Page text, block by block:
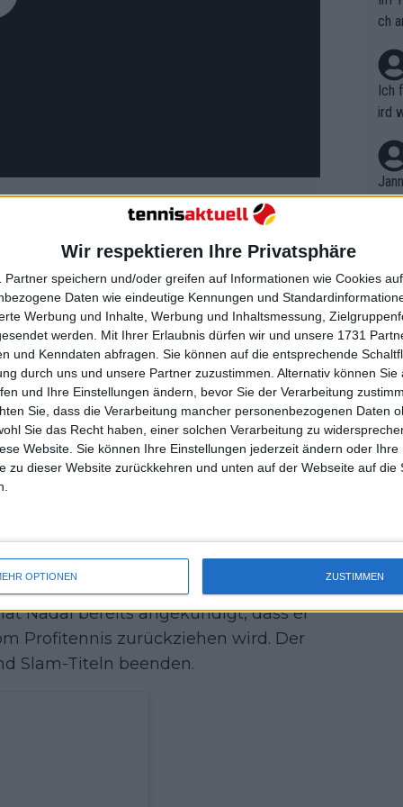
Wir respektieren Ihre Privatsphäre
Partner speichern und/oder greifen auf Informationen wie Cookies
Daten wie eindeutige Kennungen und
Werbung und Inhalte, Werbung und Inhaltsmessung,
werden. Mit Ihrer Erlaubnis dürfen wir und unsere 1731
und Kenndaten abfragen. Sie können auf die entsprechende
durch uns und unsere Partner zuzustimmen. Alternativ können Sie
und Ihre Einstellungen ändern, bevor Sie der Verarbeitung
Sie, dass die Verarbeitung mancher personenbezogenen Daten
Sie das Recht haben, einer solchen Verarbeitung zu
Website. Sie können Ihre Einstellungen jederzeit ändern oder Ihre
zu dieser Website zurückkehren und unten auf der Webseite auf die
OPTIONEN ZUSTIMMEN
zusammen trainierten, war in
dieses Trainings", sagte er. "Von
Monaten etwa 25 Mal mit ihm zu
zu machen, dass der Satzgewinn
bei Roger (Federer). Ich spielte mit
Dinge trainierte, war er nicht im
hingegen trainierte immer die
das oberste Ziel war es, zu
arbeitete."
Sport zurück, nachdem er mit
erste Spieler in der Geschichte des
als 15 Grand Slam-Titel gewann.
Major-Titel im Herreneinzel
Nadal bereits angekündigt, dass er
Profitennis zurückziehen wird. Der
Slam-Titeln beenden.
ch
Ich
ird
r in
em
t,
B.
on
uss
mal
des
n
nt.
kel